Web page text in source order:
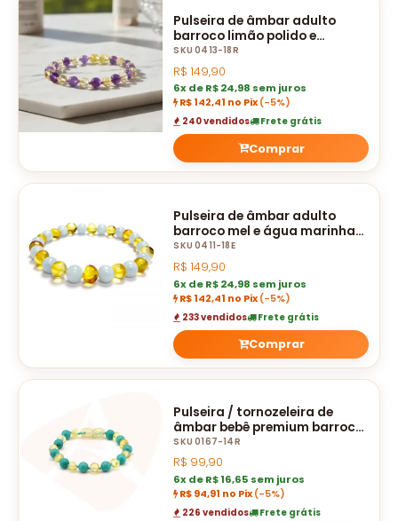
Pulseira de âmbar adulto
barroco limão polido e
ametista polido - 18 cm
SKU 0413-18R
R$ 149,90
6x de R$ 24,98 sem juros
R$ 142,41 no Pix (-5%)
240 vendidos
Frete grátis
Comprar
Pulseira de âmbar adulto
barroco mel e água marinha
polido sem fecho - 18 cm
SKU 0411-18E
R$ 149,90
6x de R$ 24,98 sem juros
R$ 142,41 no Pix (-5%)
233 vendidos
Frete grátis
Comprar
Pulseira / tornozeleira de
âmbar bebê premium barroco
limão e turquesa polido - 14
cm
SKU 0167-14R
R$ 99,90
6x de R$ 16,65 sem juros
R$ 94,91 no Pix (-5%)
226 vendidos
Frete grátis